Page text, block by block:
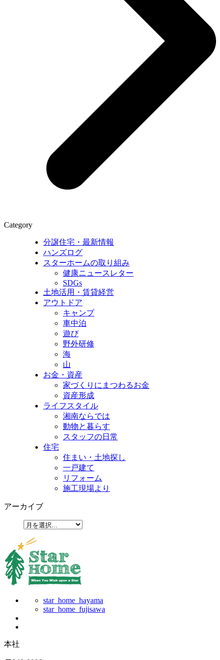
Category
分譲住宅・最新情報
ハンズログ
スターホームの取り組み
健康ニュースレター
SDGs
土地活用・賃貸経営
アウトドア
キャンプ
車中泊
遊び
野外研修
海
山
お金・資産
家づくりにまつわるお金
資産形成
ライフスタイル
湘南ならでは
動物と暮らす
スタッフの日常
住宅
住まい・土地探し
一戸建て
リフォーム
施工現場より
アーカイブ
star_home_hayama
star_home_fujisawa
本社